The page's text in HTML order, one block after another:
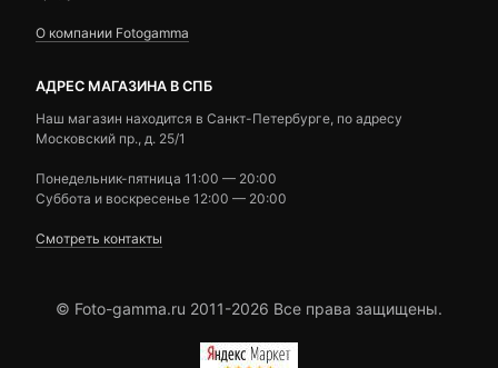
О компании Fotogamma
АДРЕС МАГАЗИНА В СПБ
Наш магазин находится в Санкт-Петербурге, по адресу
Московский пр., д. 25/1
Понедельник-пятница 11:00 — 20:00
Суббота и воскресенье 12:00 — 20:00
Смотреть контакты
© Foto-gamma.ru 2011-2026 Все права защищены.